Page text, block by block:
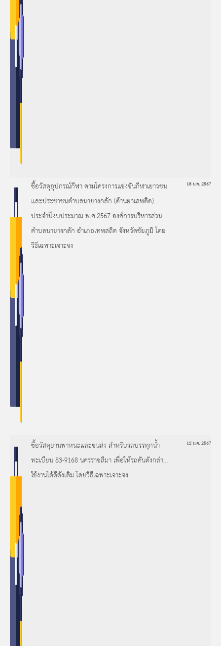
ซื้อวัสดุอุปกรณ์กีฬา ตามโครงการแข่งขันกีฬาเยาวชน
และประชาชนตำบลนายางกลัก (ต้านยาเสพติด)
ประจำปีงบประมาณ พ.ศ.2567 องค์การบริหารส่วน
ตำบลนายางกลัก อำเภอเทพสถิต จังหวัดชัยภูมิ โดย
วิธีเฉพาะเจาะจง
18 ม.ค. 2567
ซื้อวัสดุยานพาหนะและขนส่ง สำหรับรถบรรทุกน้ำ
ทะเบียน 83-9168 นครราชสีมา เพื่อให้รถคันดังกล่าว
ใช้งานได้ดีดังเดิม โดยวิธีเฉพาะเจาะจง
12 ม.ค. 2567